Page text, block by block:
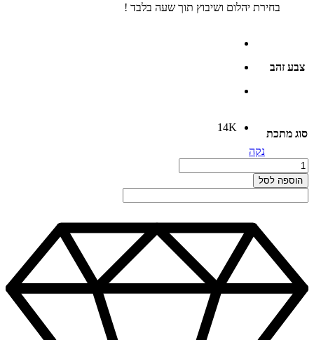
בחירת יהלום ושיבוץ תוך שעה בלבד !
צבע זהב
סוג מתכת
14K
נקה
כמות
כמות
של
#
תליון
657y
הוספה לסל